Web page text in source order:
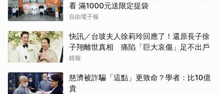
看 滿1000元送限定提袋
自由電子報
快訊／台玻夫人徐莉玲回應了！還原長子徐
子翔離世真相 痛陷「巨大哀傷」足不出戶
鏡報
慈濟被詐騙「這點」更致命？學者：比10億
貴
取消